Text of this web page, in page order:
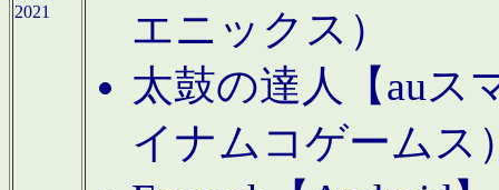
2021
エニックス）
太鼓の達人【auス
イナムコゲームス